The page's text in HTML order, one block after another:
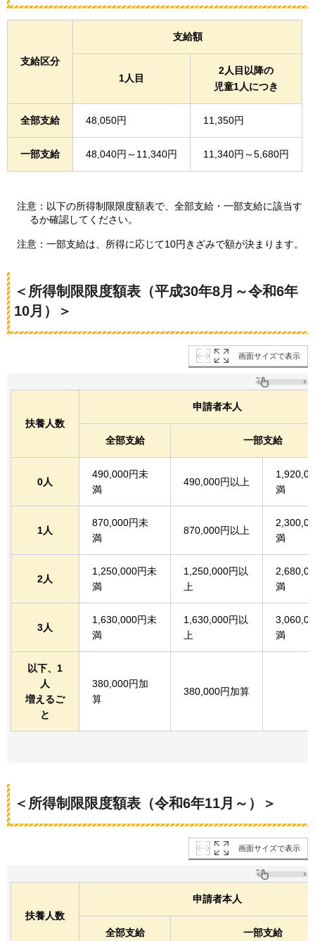
支給区分
支給額
1人目
2人目以降の
児童1人につき
全部支給 48,050円 11,350円
一部支給 48,040円～11,340円 11,340円～5,680円
注意：以下の所得制限限度額表で、全部支給・一部支給に該当す
るか確認してください。
注意：一部支給は、所得に応じて10円きざみで額が決まります。
＜所得制限限度額表（平成30年8月～令和6年
10月）＞
画面サイズで表示
扶養人数
申請者本人
全部支給 一部支給
0人
490,000円未
満
490,000円以上
満
1人
870,000円未
満
870,000円以上
満
2人
1,250,000円未
満
1,250,000円以
上
満
3人
1,630,000円未
満
1,630,000円以
上
満
以下、1
人
増えるご
と
380,000円加
算
380,000円加算
＜所得制限限度額表（令和6年11月～）＞
画面サイズで表示
扶養人数
申請者本人
全部支給 一部支給